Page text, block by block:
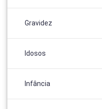
Gravidez
Idosos
Infância